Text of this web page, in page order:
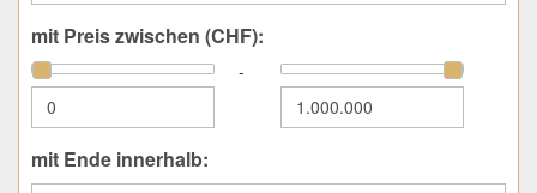
mit Preis zwischen (CHF):
-
mit Ende innerhalb: